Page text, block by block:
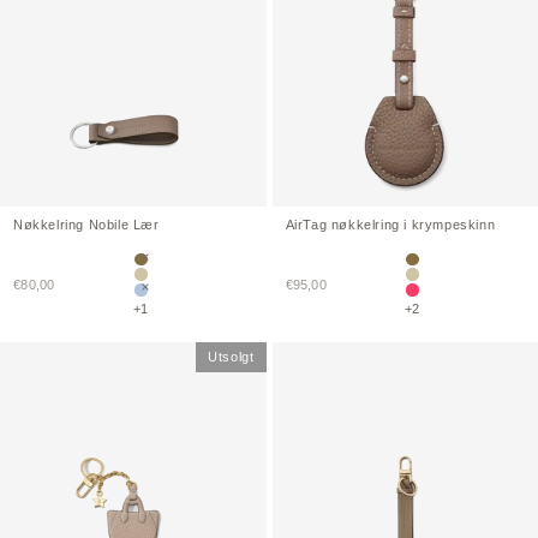
Nøkkelring Nobile Lær
Salgspris
€80,00
Etoupe
Greige
Blue Lin
+1
AirTag nøkkelring i krympeskinn
Salgspris
€95,00
Etoupe
Greige
Azalee Pink
+2
Utsolgt